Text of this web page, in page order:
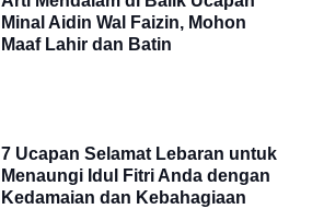
Minal Aidin Wal Faizin, Mohon
Maaf Lahir dan Batin
7 Ucapan Selamat Lebaran untuk
Menaungi Idul Fitri Anda dengan
Kedamaian dan Kebahagiaan